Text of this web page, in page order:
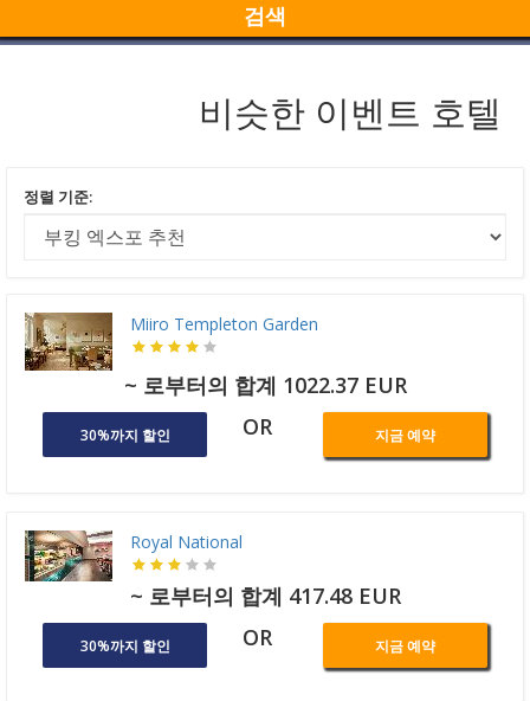
검색
비슷한 이벤트 호텔
정렬 기준:
Miiro Templeton Garden
~ 로부터의 합계 1022.37 EUR
30%까지 할인 OR 지금 예약
Royal National
~ 로부터의 합계 417.48 EUR
30%까지 할인 OR 지금 예약